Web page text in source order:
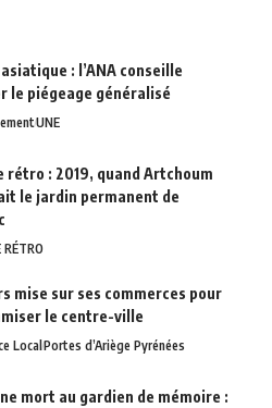
: l’ANA conseille
le piégeage généralisé
UNE
rétro : 2019, quand Artchoum
le jardin permanent de
RÉTRO
mise sur ses commerces pour
le centre-ville
LocalPortes d’Ariège Pyrénées
mort au gardien de mémoire :